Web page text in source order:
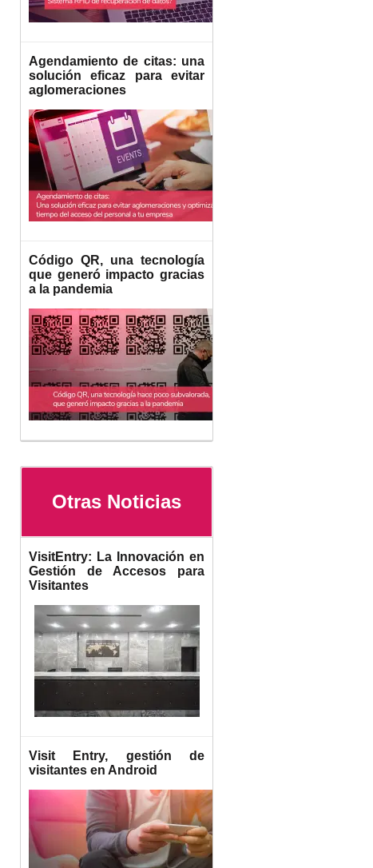
Agendamiento de citas: una
solución eficaz para evitar
aglomeraciones
Código QR, una tecnología
que generó impacto gracias
a la pandemia
Otras Noticias
VisitEntry: La Innovación en
Gestión de Accesos para
Visitantes
Visit Entry, gestión de
visitantes en Android